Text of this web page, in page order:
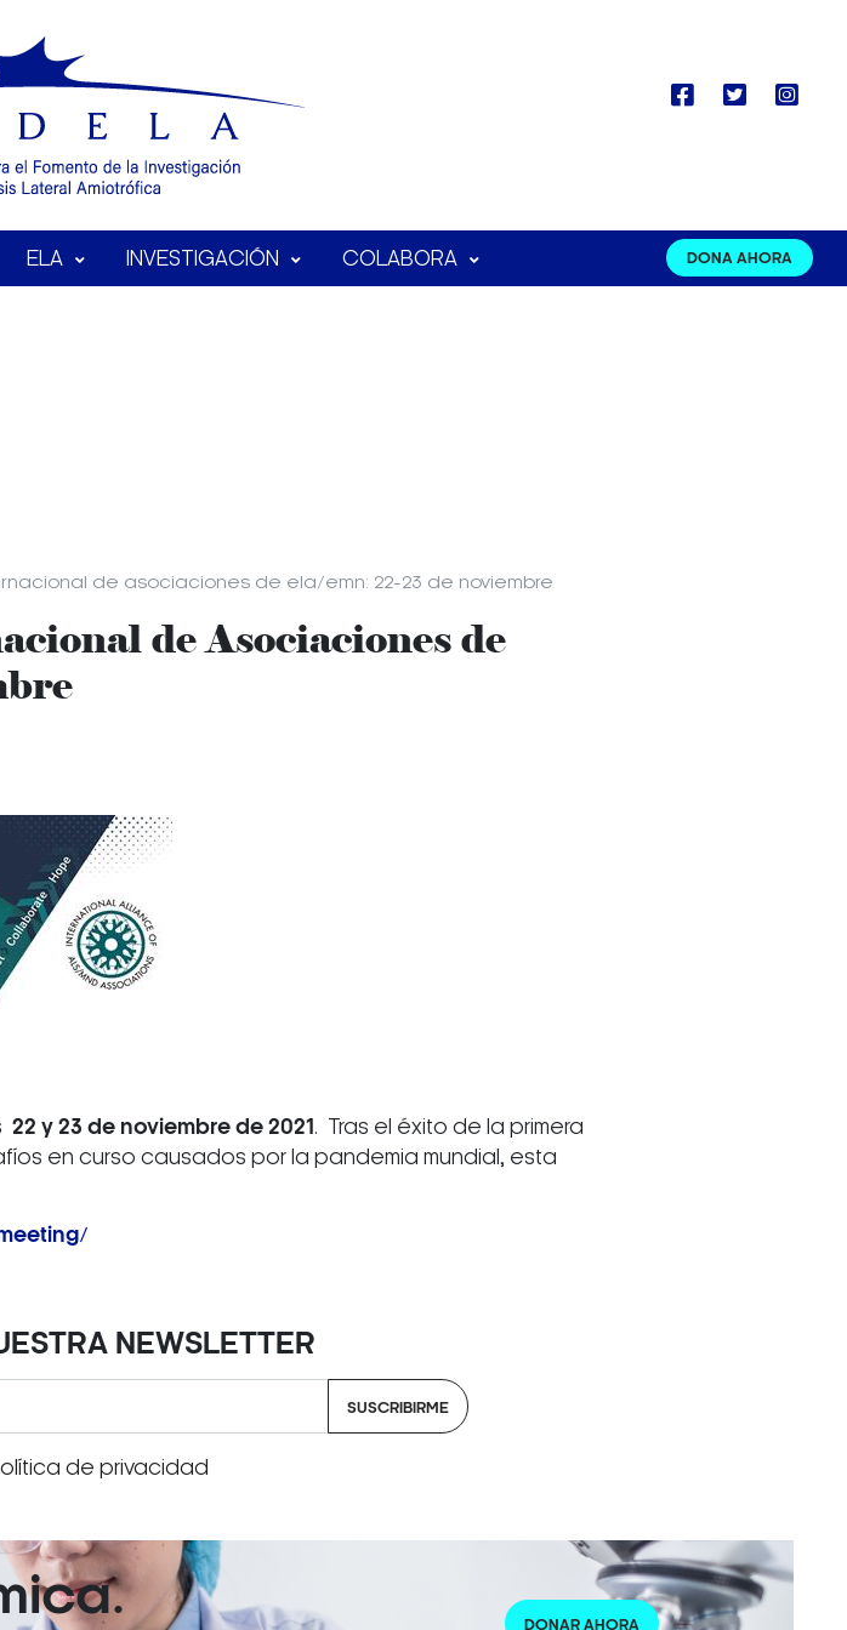
ELA INVESTIGACIÓN COLABORA DONA AHORA
de asociaciones de ela/emn: 22-23 de noviembre
de Asociaciones de
22 y 23 de noviembre de 2021 . Tras el éxito de la primera
en curso causados ​​por la pandemia mundial, esta
NEWSLETTER
SUSCRIBIRME
de privacidad
DONAR AHORA